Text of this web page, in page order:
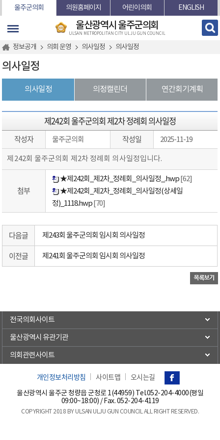
본문바로가기
울주군의회 의원홈페이지 어린이의회 ENGLISH
울산광역시 울주군의회
ULSAN METROPOLITAN CITY ULJU GUN COUNCIL
정보공개 의회 운영 의사일정 의사일정
의사일정
의사일정 의정캘린더 연간회기계획
제242회 울주군의회 제2차 정례회 의사일정
작성자 울주군의회 작성일 2025-11-19
제242회 울주군의회 제2차 정례회 의사일정입니다.
첨부
★제242회_제2차_정례회_의사일정_.hwp [62]
★제242회_제2차_정례회_의사일정(상세일
정)_1118.hwp [70]
다음글 제243회 울주군의회 임시회 의사일정
이전글 제241회 울주군의회 임시회 의사일정
전국의회사이트
울산광역시 유관기관
의회관련사이트
개인정보처리방침 사이트맵 오시는길
울산광역시 울주군 청량읍 군청로 1(44959) Tel.052-204-4000(평일
09:00~18:00) / Fax. 052-204-4119
COPYRIGHT 2018 BY ULSAN ULJU GUN COUNCIL ALL RIGHT RESERVED.